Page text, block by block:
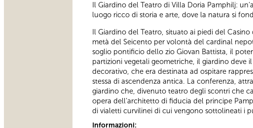
Il Giardino del Teatro di Villa Doria Pamphilj:
luogo ricco di storia e arte, dove la natura si
Il Giardino del Teatro, situato ai piedi del
metà del Seicento per volontà del cardinal
soglio pontificio dello zio Giovan Battista, il
partizioni vegetali geometriche, il giardino deve
decorativo, che era destinata ad ospitare
stessa di ascendenza antica. La conferenza,
giardino che, divenuto teatro degli scontri che
opera dell’architetto di fiducia del principe
di vialetti curvilinei di cui vengono sottolineati i
Informazioni: